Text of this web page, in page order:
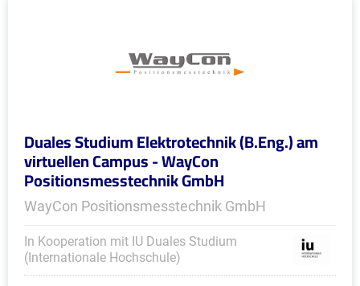
Duales Studium Elektrotechnik (B.Eng.) am
virtuellen Campus - WayCon
Positionsmesstechnik GmbH
WayCon Positionsmesstechnik GmbH
In Kooperation mit IU Duales Studium
(Internationale Hochschule)